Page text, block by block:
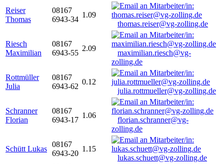
Reiser
Thomas
08167
6943-34
1.09
thomas.reiser@vg-zolling.de
Riesch
Maximilian
08167
6943-55
2.09
maximilian.riesch@vg-
zolling.de
Rottmüller
Julia
08167
6943-62
0.12
julia.rottmueller@vg-zolling.de
Schranner
Florian
08167
6943-17
1.06
florian.schranner@vg-
zolling.de
Schütt Lukas
08167
6943-20
1.15
lukas.schuett@vg-zolling.de